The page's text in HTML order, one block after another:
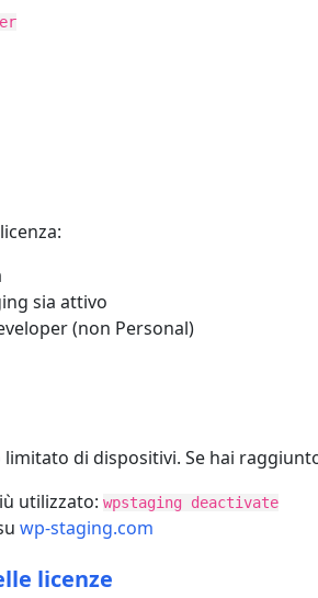
sia attivo
(non Personal)
di dispositivi. Se hai
utilizzato:wpstaging deactivate
wp-staging.com
licenze